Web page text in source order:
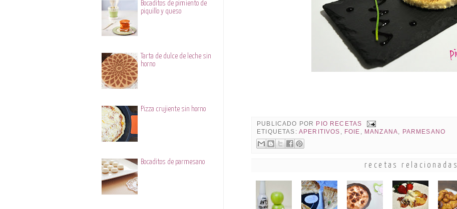
PUBLICADO POR PIO RECETAS
ETIQUETAS: APERITIVOS FOIE MANZANA PARMESANO
recetas relacionadas
Bocaditos de pimiento de
piquillo y queso
Tarta de dulce de leche sin
horno
Pizza crujiente sin horno
Bocaditos de parmesano